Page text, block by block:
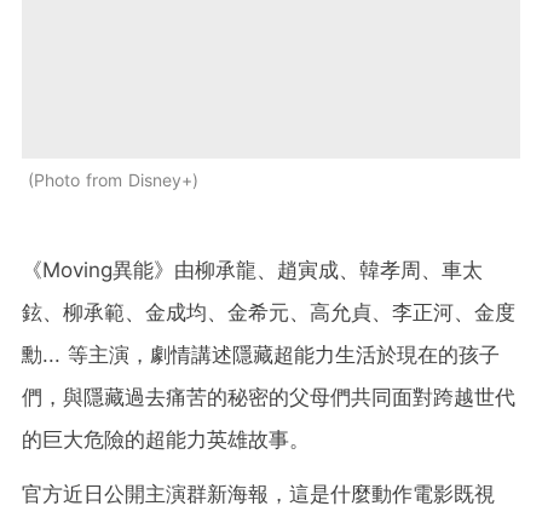
Photo from Disney+
《Moving異能》由柳承龍、趙寅成、韓孝周、車太
鉉、柳承範、金成均、金希元、高允貞、李正河、金度
勳... 等主演，劇情講述隱藏超能力生活於現在的孩子
們，與隱藏過去痛苦的秘密的父母們共同面對跨越世代
的巨大危險的超能力英雄故事。
官方近日公開主演群新海報，這是什麼動作電影既視